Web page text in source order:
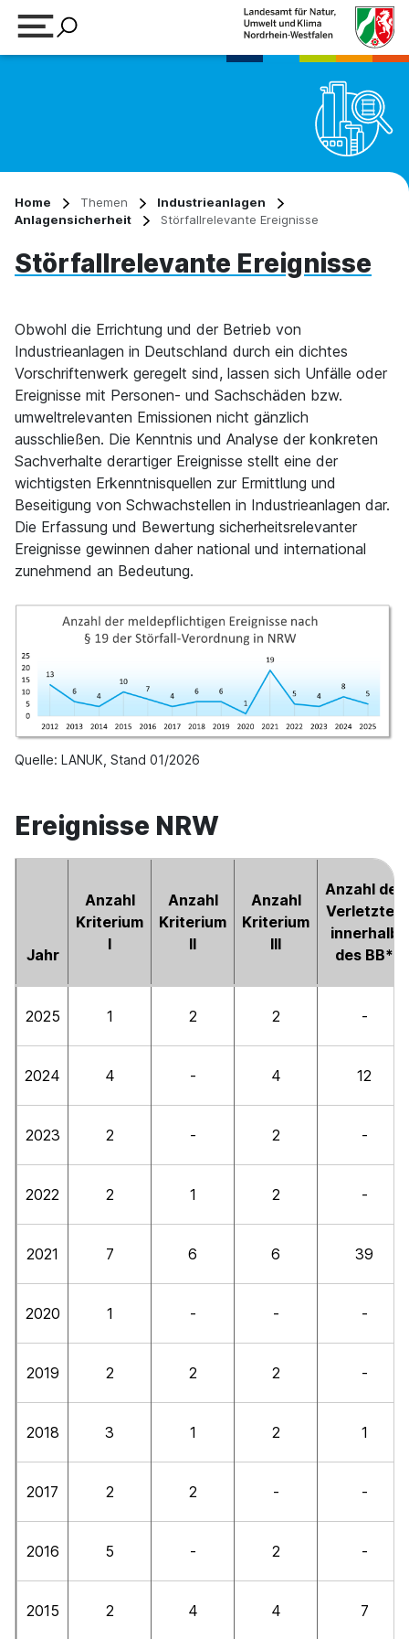
Home Themen
Industrieanlagen
Anlagensicherheit
Störfallrelevante Ereignisse
Störfallrelevante Ereignisse
Obwohl die Errichtung und der Betrieb von
Industrieanlagen in Deutschland durch ein dichtes
Vorschriftenwerk geregelt sind, lassen sich Unfälle oder
Ereignisse mit Personen- und Sach­schäden bzw.
umweltrelevanten Emissionen nicht gänzlich
ausschließen. Die Kenntnis und Analyse der konkreten
Sachverhalte derartiger Ereignisse stellt eine der
wichtigsten Erkenntnisquellen zur Ermittlung und
Beseitigung von Schwachstel­len in Industrieanlagen dar.
Die Erfassung und Bewertung sicherheitsrelevanter
Ereignisse gewinnen daher national und international
zunehmend an Bedeutung.
Quelle: LANUK, Stand 01/2026
Ereignisse NRW
Jahr
Anzahl
Kriterium
I
Anzahl
Kriterium
II
Anzahl
Kriterium
III
Anzahl der
Verletzten
innerhalb
des BB*
2025 1 2 2 -
2024 4 - 4 12
2023 2 - 2 -
2022 2 1 2 -
2021 7 6 6 39
2020 1 - - -
2019 2 2 2 -
2018 3 1 2 1
2017 2 2 - -
2016 5 - 2 -
2015 2 4 4 7